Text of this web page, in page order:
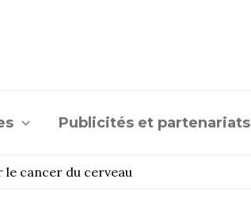
Publicités et partenariats
cancer du cerveau